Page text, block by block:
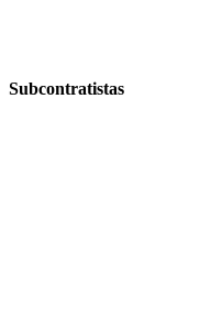
Subcontratistas